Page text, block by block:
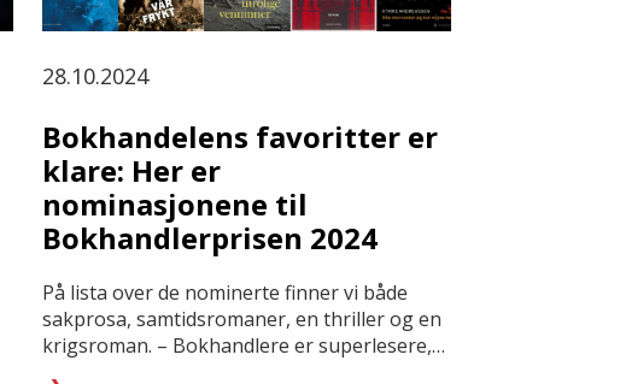
28.10.2024
Bokhandelens favoritter er
klare: Her er
nominasjonene til
Bokhandlerprisen 2024
På lista over de nominerte finner vi både
sakprosa, samtidsromaner, en thriller og en
krigsroman. – Bokhandlere er superlesere,